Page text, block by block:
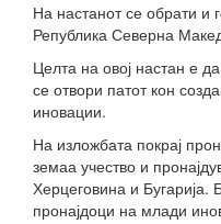
На настанот се обрати и
Република Северна
Целта на овој настан е
се отвори патот кон
иновации.
На изложбата покрај
земаа учество и
Херцеговина и Бугарија.
пронајдоци на млади